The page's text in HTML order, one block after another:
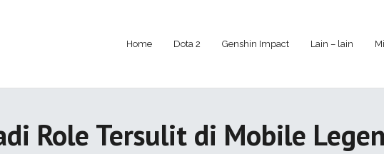
Home Dota 2 Genshin Impact Lain – lain
Role Tersulit di Mobile